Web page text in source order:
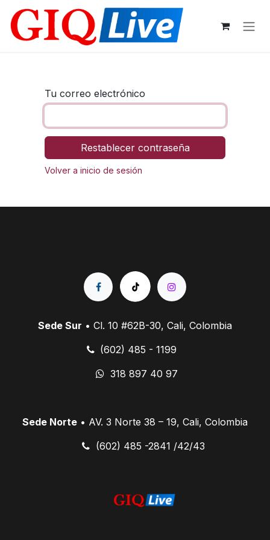
Ir al contenido
Tu correo electrónico
Restablecer contraseña
Volver a inicio de sesión
Sede Sur • Cl. 10 #62B-30, Cali, Colombia
(602) 485 - 1199
318 897 40 97
Sede Norte • AV. 3 Norte 38 – 19, Cali, Colombia
​ (602) 485 -2841 /42/43